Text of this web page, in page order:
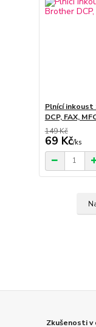
Plnící
DCP, FAX,
149 Kč
69 Kč/ks
Zkušenosti v